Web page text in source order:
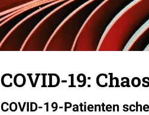
COVID-19:
COVID-19-Patienten